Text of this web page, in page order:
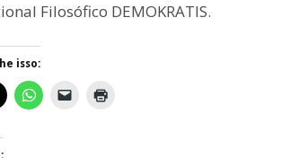
Filosófico DEMOKRATIS.
isso: